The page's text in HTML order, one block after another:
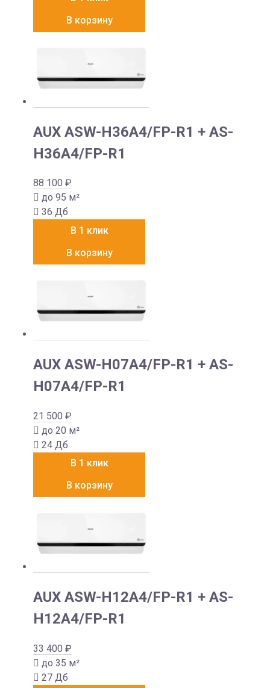
В корзину
AUX ASW-H36A4/FP-R1 + AS-
H36A4/FP-R1
88 100 ₽
до 95 м²
36 Дб
В 1 клик
В корзину
AUX ASW-H07A4/FP-R1 + AS-
H07A4/FP-R1
21 500 ₽
до 20 м²
24 Дб
В 1 клик
В корзину
AUX ASW-H12A4/FP-R1 + AS-
H12A4/FP-R1
33 400 ₽
до 35 м²
27 Дб